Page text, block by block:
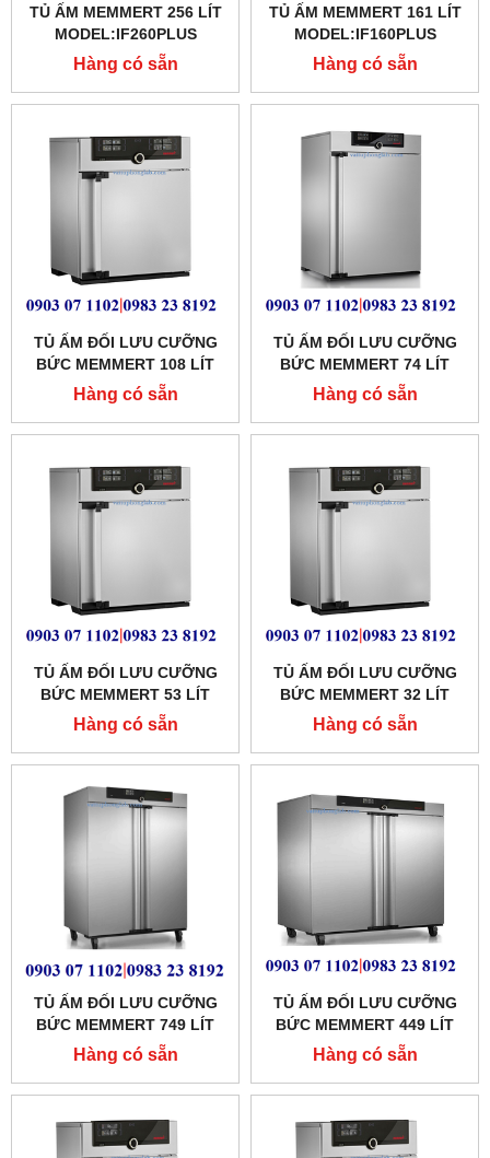
TỦ ẤM MEMMERT 256 LÍT
MODEL:IF260PLUS
Hàng có sẵn
TỦ ẤM MEMMERT 161 LÍT
MODEL:IF160PLUS
Hàng có sẵn
TỦ ẤM ĐỐI LƯU CƯỠNG
BỨC MEMMERT 108 LÍT
MODEL: IF110PLUS
Hàng có sẵn
TỦ ẤM ĐỐI LƯU CƯỠNG
BỨC MEMMERT 74 LÍT
MODEL:IF75PLUS
Hàng có sẵn
TỦ ẤM ĐỐI LƯU CƯỠNG
BỨC MEMMERT 53 LÍT
MODEL:IF55PLUS
Hàng có sẵn
TỦ ẤM ĐỐI LƯU CƯỠNG
BỨC MEMMERT 32 LÍT
MODEL:IF30PLUS
Hàng có sẵn
TỦ ẤM ĐỐI LƯU CƯỠNG
BỨC MEMMERT 749 LÍT
MODEL:IF750
Hàng có sẵn
TỦ ẤM ĐỐI LƯU CƯỠNG
BỨC MEMMERT 449 LÍT
MODEL:IF450
Hàng có sẵn